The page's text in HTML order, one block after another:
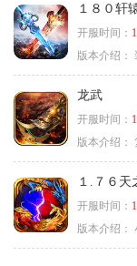
１８０轩
开服时间：
版本介绍：
龙武
开服时间：
版本介绍：
１.７６天
开服时间：
版本介绍：